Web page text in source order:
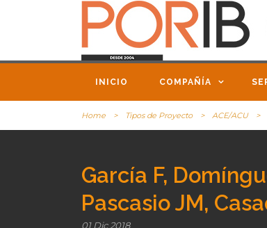
INICIO COMPAÑÍA
Home > Tipos de Proyecto > ACE/ACU >
García F,
Pascasio JM,
01 Dic 2018